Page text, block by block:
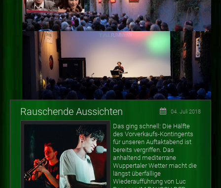
Rauschende Aussichten 04. Juli 2018
Das ging schnell: Die Hälfte
des Vorverkaufs-Kontingents
für unseren Auftaktabend ist
bereits vergriffen. Das
anhaltend mediterrane
Wuppertaler Wetter macht die
längst überfällige
Wiederaufführung von Luc